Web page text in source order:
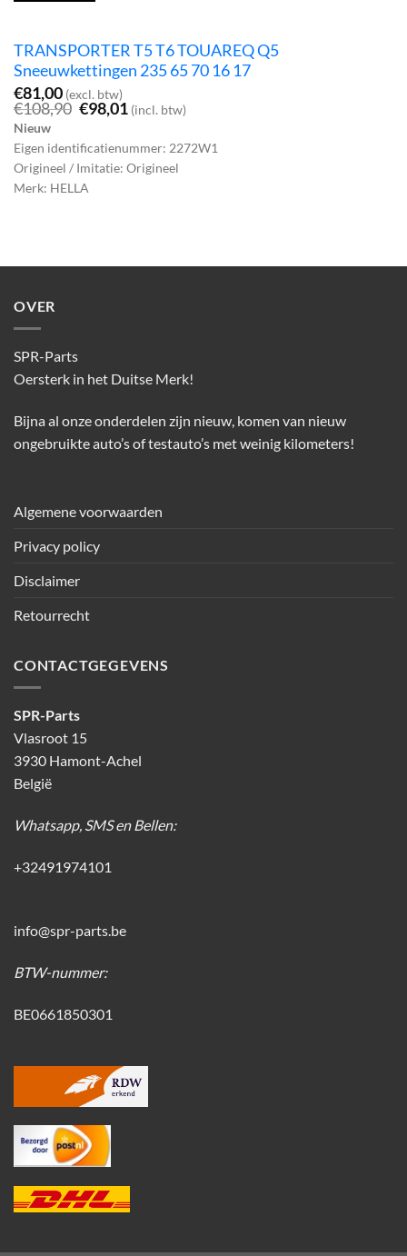
TRANSPORTER T5 T6 TOUAREQ Q5
Sneeuwkettingen 235 65 70 16 17
€81,00 (excl. btw)
€108,90 Oorspronkelijke
prijs
was:
€108,90.
€98,01Huidige
€98,01.
(incl. btw)
Nieuw
Eigen identificatienummer: 2272W1
Origineel / Imitatie: Origineel
Merk: HELLA
OVER
SPR-Parts
Oersterk in het Duitse Merk!
Bijna al onze onderdelen zijn nieuw, komen van nieuw
ongebruikte auto’s of testauto’s met weinig kilometers!
Algemene voorwaarden
Privacy policy
Disclaimer
Retourrecht
CONTACTGEGEVENS
SPR-Parts
Vlasroot 15
3930 Hamont-Achel
België
Whatsapp, SMS en Bellen:
+32491974101
info@spr-parts.be
BTW-nummer:
BE0661850301